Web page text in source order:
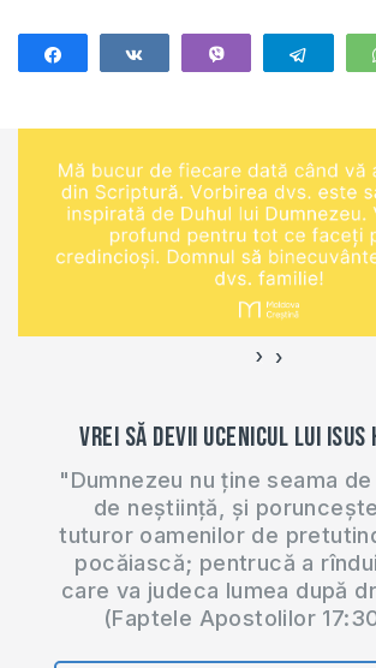
‹ ›
Vrei să devii ucenicul lui
"Dumnezeu nu ține seama
de neștiință, și
tuturor oamenilor de
pocăiască; pentrucă a
care va judeca lumea după
(Faptele Apostolilor